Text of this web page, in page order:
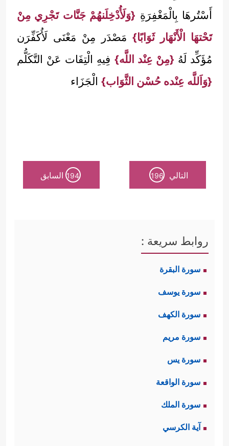
أَسْتُرهَا بِالْمَغْفِرَةِ {وَلَأُدْخِلَنهُمْ جَنَّات تَجْرِي مِنْ
تَحْتهَا الْأَنْهَار ثَوَابًا} مَصْدَر مِنْ مَعْنَى لَأُكَفِّرَن
مُؤَكِّد لَهُ {مِنْ عِنْد اللَّه} فِيهِ الْتِفَات عَنْ التَّكَلُّم
{وَاَللَّه عِنْده حُسْن الثَّوَاب} الْجَزَاء
التالي 196
194 السابق
روابط سريعة :
سورة البقرة
سورة يوسف
سورة الكهف
سورة مريم
سورة يس
سورة الواقعة
سورة الملك
آية الكرسي